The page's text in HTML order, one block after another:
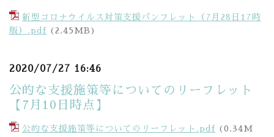
新型コロナウイルス対策支援パンフレット（7月28日17時
版）.pdf (2.45MB)
2020/07/27 16:46
公的な支援施策等についてのリーフレット
【7月10日時点】
公的な支援施策等についてのリーフレット.pdf (0.34M